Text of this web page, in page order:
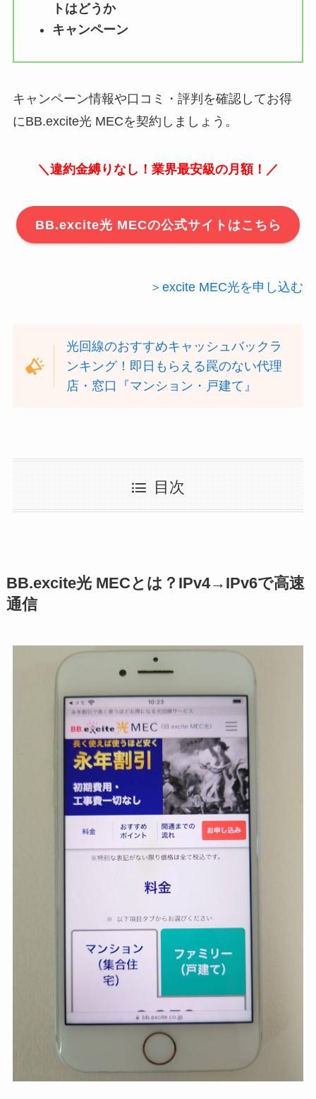
トはどうか
キャンペーン
キャンペーン情報や口コミ・評判を確認してお得
にBB.excite光 MECを契約しましょう。
＼違約金縛りなし！業界最安級の月額！／
BB.excite光 MECの公式サイトはこちら
＞excite MEC光を申し込む
光回線のおすすめキャッシュバックラ
ンキング！即日もらえる罠のない代理
店・窓口『マンション・戸建て』
目次
BB.excite光 MECとは？IPv4→IPv6で高速
通信